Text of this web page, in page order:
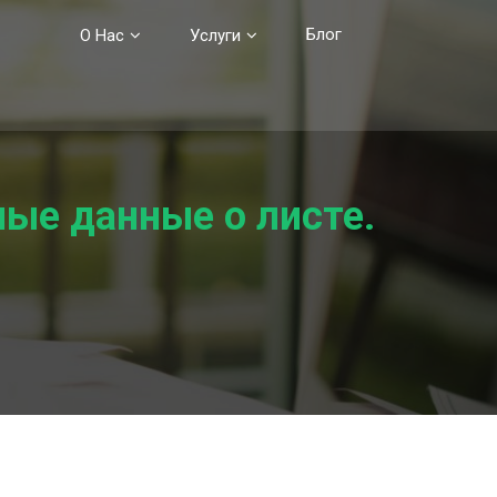
О Нас Услуги Блог
данные о листе.